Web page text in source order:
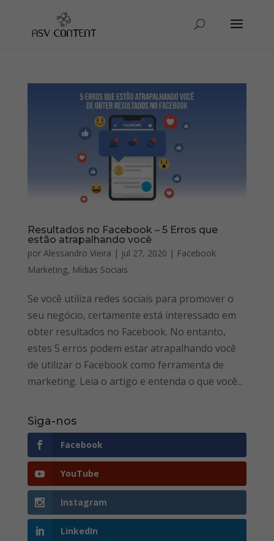
Resultados no Facebook – 5 Erros que
estão atrapalhando você
por Alessandro Vieira | jul 27, 2020 | Facebook
Marketing, Mídias Sociais
Se você utiliza redes sociais para promover o
seu negócio, certamente está interessado em
obter resultados no Facebook. No entanto,
estes 5 erros podem estar atrapalhando você
de utilizar o Facebook como ferramenta de
marketing. Leia o artigo e entenda o que você...
Siga-nos
Facebook
YouTube
Instagram
LinkedIn